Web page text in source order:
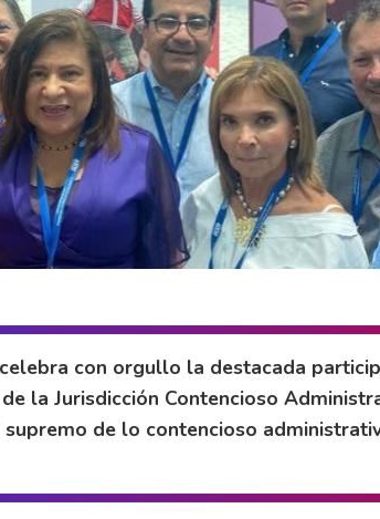
con orgullo la destacada
la Jurisdicción Contencioso
de lo contencioso